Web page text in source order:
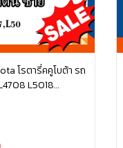
โรตารี่คคูโบต้า รถ
L5018
ะกร้า